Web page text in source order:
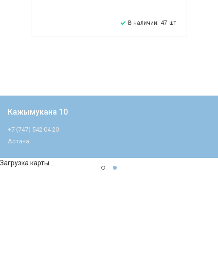
В наличии: 47 шт
Кажымукана 10
+7 (747) 542 04 20
Астана
Загрузка карты ...